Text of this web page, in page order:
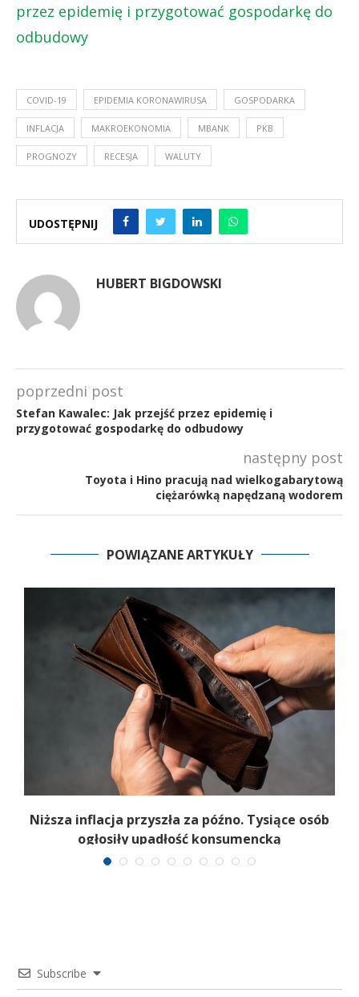
przez epidemię i przygotować gospodarkę do
odbudowy
COVID-19 EPIDEMIA KORONAWIRUSA GOSPODARKA
INFLACJA MAKROEKONOMIA MBANK PKB
PROGNOZY RECESJA WALUTY
UDOSTĘPNIJ
HUBERT BIGDOWSKI
poprzedni post
Stefan Kawalec: Jak przejść przez epidemię i
przygotować gospodarkę do odbudowy
następny post
Toyota i Hino pracują nad wielkogabarytową
ciężarówką napędzaną wodorem
POWIĄZANE ARTYKUŁY
Niższa inflacja przyszła za późno. Tysiące osób
ogłosiły upadłość konsumencką
Subscribe